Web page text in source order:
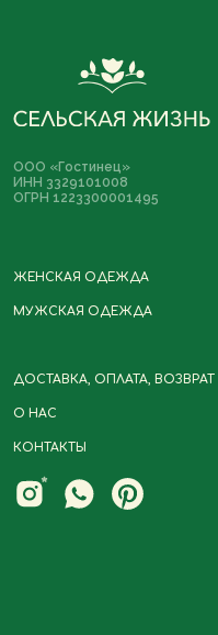
ООО «Гостинец»
ИНН 3329101008
ОГРН 1223300001495
ЖЕНСКАЯ ОДЕЖДА
МУЖСКАЯ ОДЕЖДА
ДОСТАВКА, ОПЛАТА, ВОЗВРАТ
О НАС
КОНТАКТЫ
конфиденциальности
Договор-оферта
*Instagram принадлежит компании
запрещена в РФ